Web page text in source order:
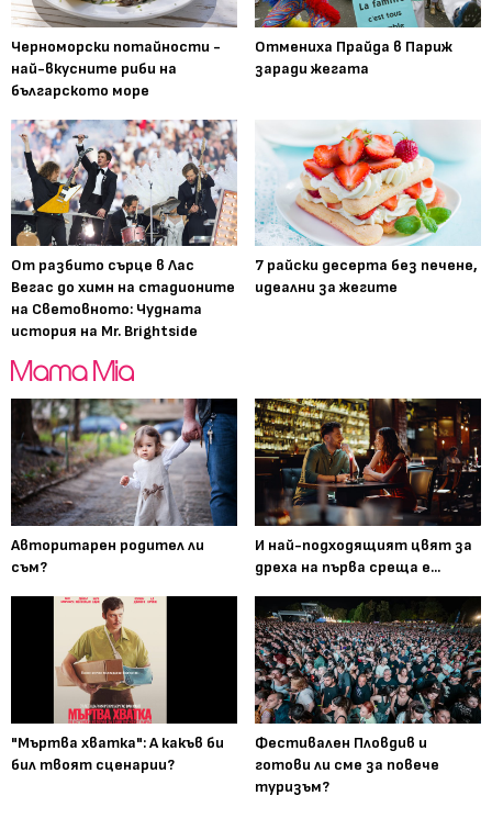
Черноморски потайности -
най-вкусните риби на
българското море
Отмениха Прайда в Париж
заради жегата
От разбито сърце в Лас
Вегас до химн на стадионите
на Световното: Чудната
история на Mr. Brightside
7 райски десерта без печене,
идеални за жегите
Авторитарен родител ли
съм?
И най-подходящият цвят за
дреха на първа среща е...
"Мъртва хватка": А какъв би
бил твоят сценарии?
Фестивален Пловдив и
готови ли сме за повече
туризъм?